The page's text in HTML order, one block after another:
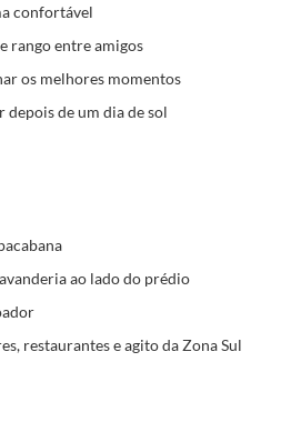
confortável
rango entre amigos
os melhores momentos
de um dia de sol
ao lado do prédio
restaurantes e agito da Zona Sul